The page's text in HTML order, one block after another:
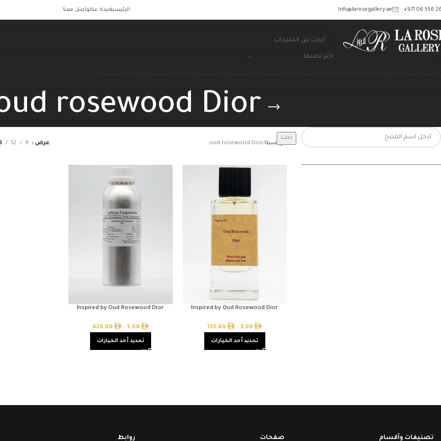
‎+971 06 556
Info@larosegallery.ae الرئيسيةنبذة عناتواصل معنا
اختر تصنيفا
rosewood Dior
بحث
الرئيسية oud rosewood Dior عرض 9
12
Inspired by Oud Rosewood Dior
3,00
–
135,00
تحديد أحد الخيارات
Inspired by Oud Rosewood Dior
5,00
–
620,00
تحديد أحد الخيارات
تصنيفات وأقسام صفحات روابط